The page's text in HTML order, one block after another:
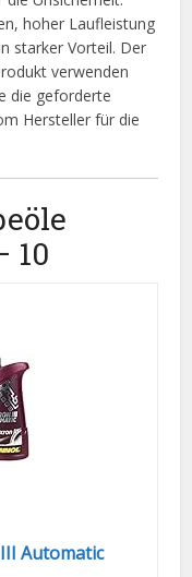
hoher Laufleistung
starker Vorteil. Der
verwenden
die geforderte
Hersteller für die
10
Automatic